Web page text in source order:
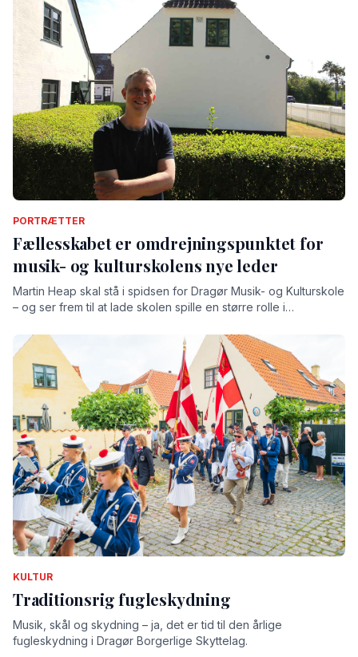
PORTRÆTTER
Fællesskabet er omdrejningspunktet for
musik- og kulturskolens nye leder
Martin Heap skal stå i spidsen for Dragør Musik- og Kulturskole
– og ser frem til at lade skolen spille en større rolle i
KULTUR
Traditionsrig fugleskydning
Musik, skål og skydning – ja, det er tid til den årlige
fugleskydning i Dragør Borgerlige Skyttelag.